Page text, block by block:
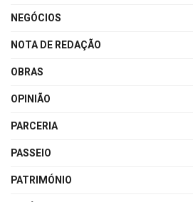
NEGÓCIOS
NOTA DE REDAÇÃO
OBRAS
OPINIÃO
PARCERIA
PASSEIO
PATRIMÓNIO